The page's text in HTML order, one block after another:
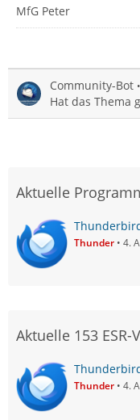
MfG Peter
Community-Bot
Hat das Thema
Aktuelle
Thunder 4.
Aktuelle 153 ESR-
Thunder 4.